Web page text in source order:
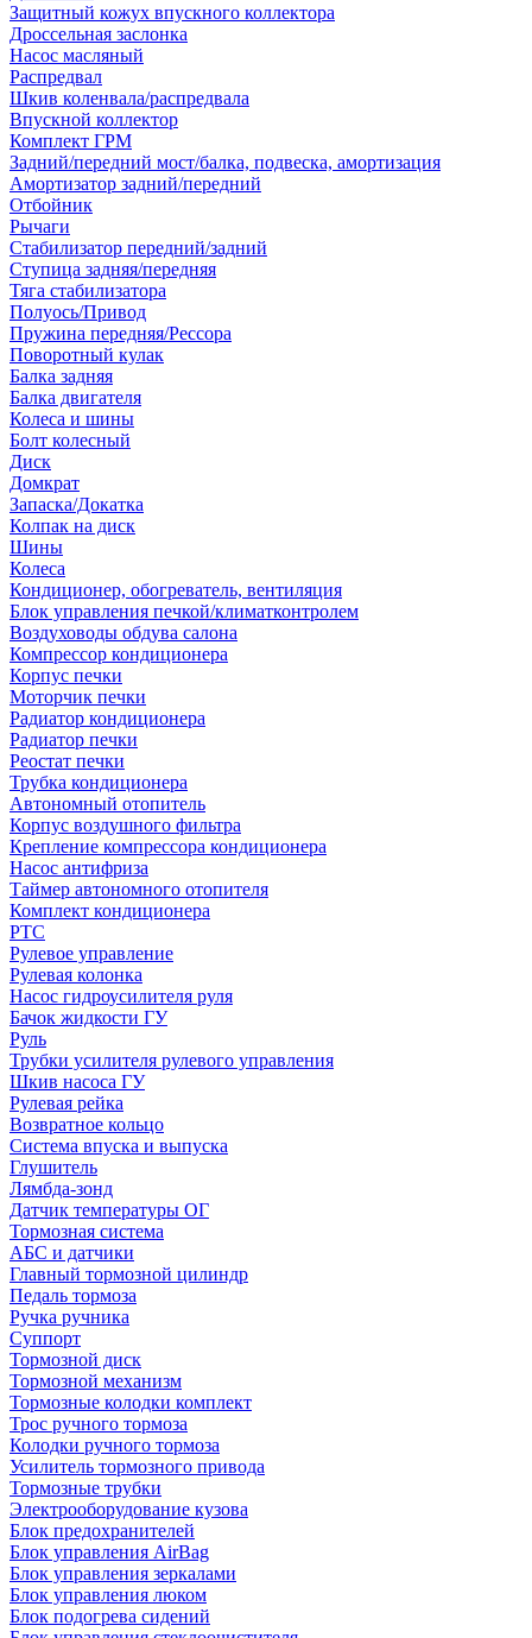
Защитный кожух впускного коллектора
Дроссельная заслонка
Насос масляный
Распредвал
Шкив коленвала/распредвала
Впускной коллектор
Комплект ГРМ
Задний/передний мост/балка, подвеска, амортизация
Амортизатор задний/передний
Отбойник
Рычаги
Стабилизатор передний/задний
Ступица задняя/передняя
Тяга стабилизатора
Полуось/Привод
Пружина передняя/Рессора
Поворотный кулак
Балка задняя
Балка двигателя
Колеса и шины
Болт колесный
Диск
Домкрат
Запаска/Докатка
Колпак на диск
Шины
Колеса
Кондиционер, обогреватель, вентиляция
Блок управления печкой/климатконтролем
Воздуховоды обдува салона
Компрессор кондиционера
Корпус печки
Моторчик печки
Радиатор кондиционера
Радиатор печки
Реостат печки
Трубка кондиционера
Автономный отопитель
Корпус воздушного фильтра
Крепление компрессора кондиционера
Насос антифриза
Таймер автономного отопителя
Комплект кондиционера
РТС
Рулевое управление
Рулевая колонка
Насос гидроусилителя руля
Бачок жидкости ГУ
Руль
Трубки усилителя рулевого управления
Шкив насоса ГУ
Рулевая рейка
Возвратное кольцо
Система впуска и выпуска
Глушитель
Лямбда-зонд
Датчик температуры ОГ
Тормозная система
АБС и датчики
Главный тормозной цилиндр
Педаль тормоза
Ручка ручника
Суппорт
Тормозной диск
Тормозной механизм
Тормозные колодки комплект
Трос ручного тормоза
Колодки ручного тормоза
Усилитель тормозного привода
Тормозные трубки
Электрооборудование кузова
Блок предохранителей
Блок управления AirBag
Блок управления зеркалами
Блок управления люком
Блок подогрева сидений